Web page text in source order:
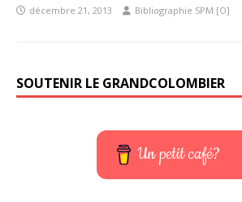
décembre 21, 2013 Bibliographie SPM [O]
SOUTENIR LE GRANDCOLOMBIER
Un petit café?